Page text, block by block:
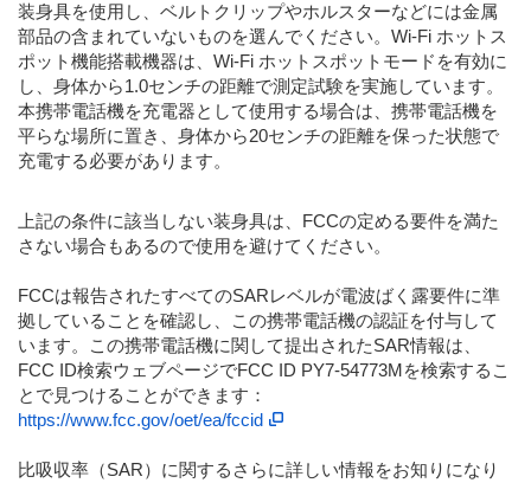
装身具を使用し、ベルトクリップやホルスターなどには金属
部品の含まれていないものを選んでください。Wi-Fi ホットス
ポット機能搭載機器は、Wi-Fi ホットスポットモードを有効に
し、身体から1.0センチの距離で測定試験を実施しています。
本携帯電話機を充電器として使用する場合は、携帯電話機を
平らな場所に置き、身体から20センチの距離を保った状態で
充電する必要があります。
上記の条件に該当しない装身具は、FCCの定める要件を満た
さない場合もあるので使用を避けてください。
FCCは報告されたすべてのSARレベルが電波ばく露要件に準
拠していることを確認し、この携帯電話機の認証を付与して
います。この携帯電話機に関して提出されたSAR情報は、
FCC ID検索ウェブページでFCC ID PY7-54773Mを検索するこ
とで見つけることができます：
https://www.fcc.gov/oet/ea/fccid
比吸収率（SAR）に関するさらに詳しい情報をお知りになり